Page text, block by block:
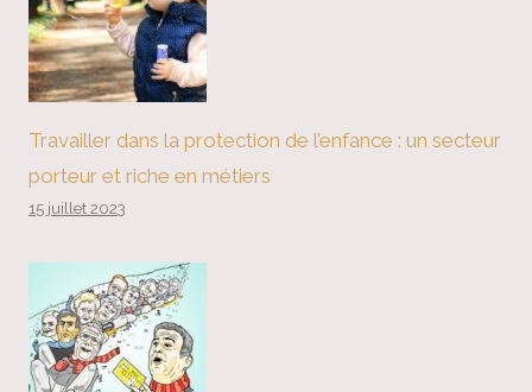
Travailler dans la protection de l’enfance : un secteur
porteur et riche en métiers
15 juillet 2023